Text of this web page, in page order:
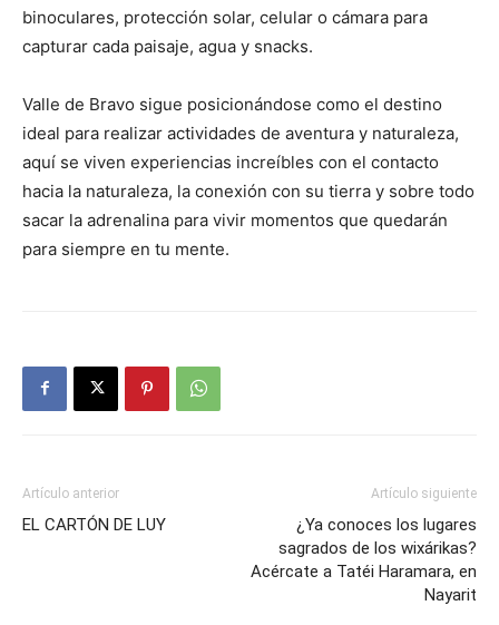
binoculares, protección solar, celular o cámara para
capturar cada paisaje, agua y snacks.
Valle de Bravo sigue posicionándose como el destino
ideal para realizar actividades de aventura y naturaleza,
aquí se viven experiencias increíbles con el contacto
hacia la naturaleza, la conexión con su tierra y sobre todo
sacar la adrenalina para vivir momentos que quedarán
para siempre en tu mente.
Artículo anterior
EL CARTÓN DE LUY
Artículo siguiente
¿Ya conoces los lugares
sagrados de los wixárikas?
Acércate a Tatéi Haramara, en
Nayarit